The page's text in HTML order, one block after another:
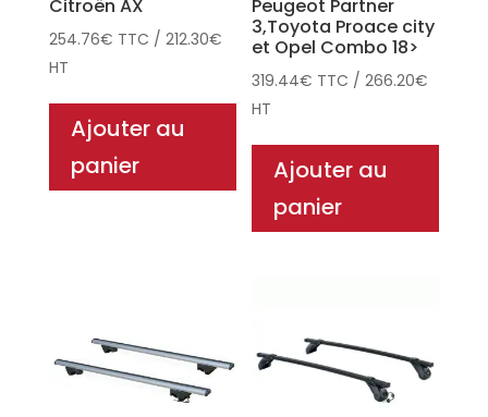
Citroën AX
254.76€ TTC / 212.30€
HT
Ajouter au
panier
Peugeot Partner
3,Toyota Proace city
et Opel Combo 18>
319.44€ TTC /266.20€
HT
Ajouter au
panier